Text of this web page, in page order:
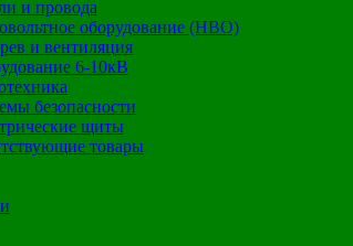
и провода
оборудование (НВО)
и вентиляция
6-10кВ
безопасности
щиты
товары